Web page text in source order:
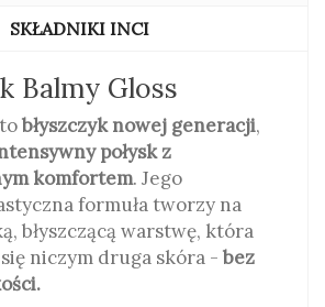
SKŁADNIKI INCI
Balmy Gloss
błyszczyk nowej generacji,
połysk z
komfortem. Jego
formuła tworzy na
błyszczącą warstwę, która
niczym druga skóra - bez